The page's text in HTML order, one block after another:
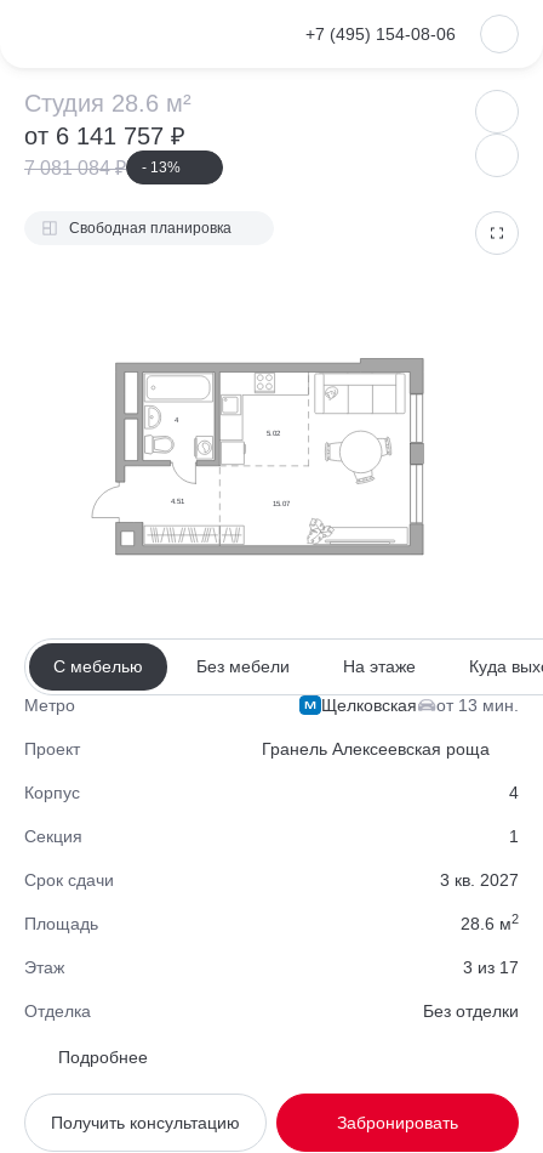
+7 (495) 154-08-06
Студия 28.6 м²
Студия 28.6 м²
от 6 141 757 ₽
7 081 084 ₽ - 13%
VKontakte
Метро Щелковская от 13 мин.
Проект Гранель Алексеевская роща
Корпус 4
Секция 1
Срок сдачи 3 кв. 2027
Площадь 28.6 м2
Этаж 3 из 17
Отделка Без отделки
Район
Вид из окна На улицу
Планировка Односторонняя
Подробнее
Забронировать
Получить консультацию
15.07
5.02
4
4.51
Свободная планировка
С мебелью Без мебели На этаже Куда